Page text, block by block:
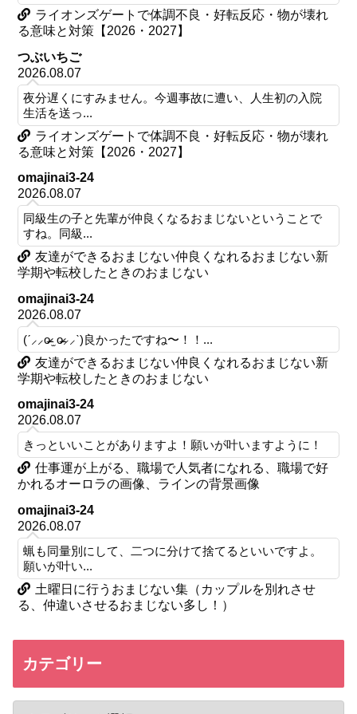
ライオンズゲートで体調不良・好転反応・物が壊れ
る意味と対策【2026・2027】
つぶいちご
2026.08.07
夜分遅くにすみません。今週事故に遭い、人生初の入院
生活を送っ...
ライオンズゲートで体調不良・好転反応・物が壊れ
る意味と対策【2026・2027】
omajinai3-24
2026.08.07
同級生の子と先輩が仲良くなるおまじないということで
すね。同級...
友達ができるおまじない仲良くなれるおまじない新
学期や転校したときのおまじない
omajinai3-24
2026.08.07
(ˊ⸝⸝o̴̶̷ ̫ o̴̶̷⸝⸝ˋ)良かったですね〜！！...
友達ができるおまじない仲良くなれるおまじない新
学期や転校したときのおまじない
omajinai3-24
2026.08.07
きっといいことがありますよ！願いが叶いますように！
仕事運が上がる、職場で人気者になれる、職場で好
かれるオーロラの画像、ラインの背景画像
omajinai3-24
2026.08.07
蝋も同量別にして、二つに分けて捨てるといいですよ。
願いが叶い...
土曜日に行うおまじない集（カップルを別れさせ
る、仲違いさせるおまじない多し！）
カテゴリー